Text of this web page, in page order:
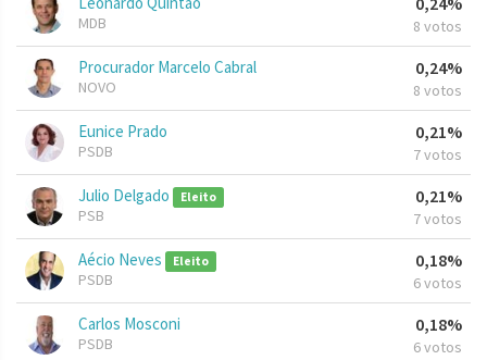
MDB 8 votos
Procurador Marcelo Cabral
NOVO
0,24%
8 votos
Eunice Prado
PSDB
0,21%
7 votos
Julio Delgado Eleito
PSB
0,21%
7 votos
Aécio Neves Eleito
PSDB
0,18%
6 votos
Carlos Mosconi
PSDB
0,18%
6 votos